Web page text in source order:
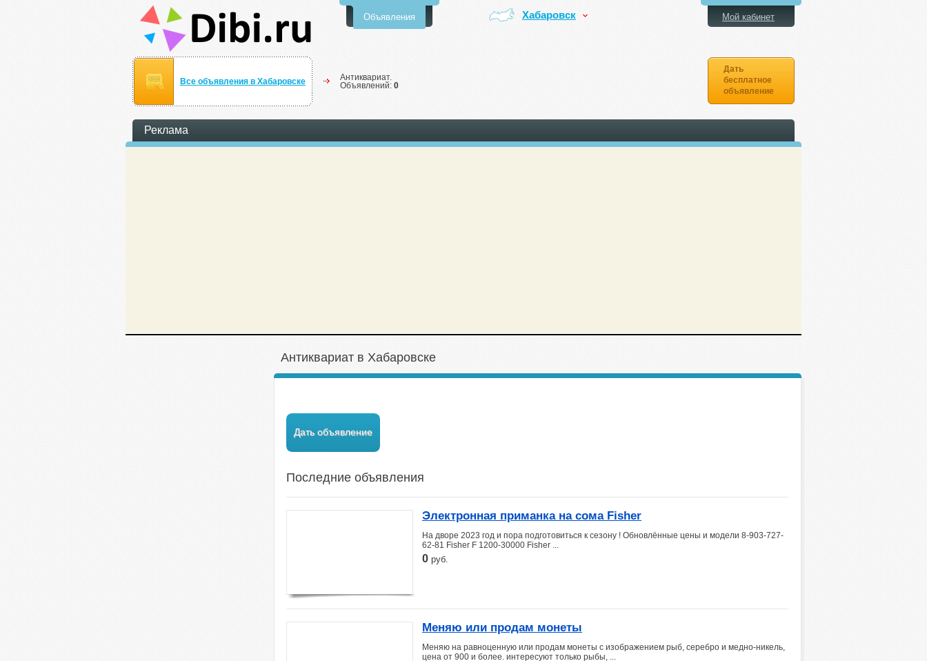
Объявления Хабаровск
Все объявления в Хабаровске
Антиквариат.
Объявлений: 0
Мой кабинет
Дать
бесплатное
объявление
Реклама
Антиквариат в Хабаровске
Дать объявление
Последние объявления
Электронная приманка на сома Fisher
На дворе 2023 год и пора подготовиться к сезону ! Обновлённые цены и модели 8-903-727-
62-81 Fisher F 1200-30000 Fisher ...
0 руб.
Меняю или продам монеты
Меняю на равноценную или продам монеты с изображением рыб, серебро и медно-никель,
цена от 900 и более. интересуют только рыбы, ...